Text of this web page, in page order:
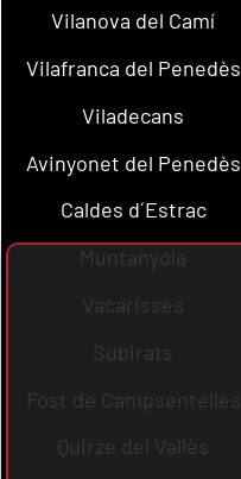
Vilanova del Camí
Vilafranca del Penedès
Viladecans
Avinyonet del Penedès
Caldes d´Estrac
Muntanyola
Vacarisses
Subirats
Fost de Campsentelles
Quirze del Vallès